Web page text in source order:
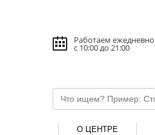
Работаем ежедневно
с 10:00 до 21:00
О ЦЕНТРЕ